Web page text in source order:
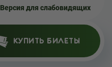
Версия для слабовидящих
КУПИТЬ БИЛЕТЫ